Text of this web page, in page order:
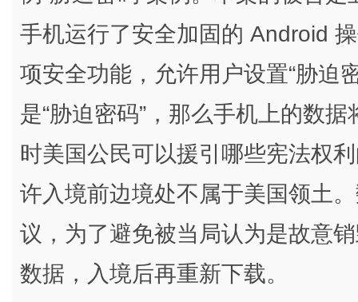
手机运行了安全加固的 Android
项安全功能，允许用户设置“胁迫
是“胁迫密码”，那么手机上的数
时美国公民可以援引哪些宪法权
许入境前边境处不属于美国领土
议，为了避免被当局认为是故意
数据，入境后再重新下载。